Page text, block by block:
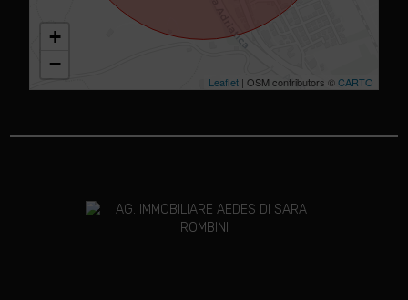
+
−
Leaflet| OSM contributors ©CARTO